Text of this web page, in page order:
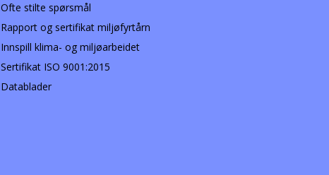
Ofte stilte spørsmål
Rapport og sertifikat miljøfyrtårn
Innspill klima- og miljøarbeidet
Sertifikat ISO 9001:2015
Datablader